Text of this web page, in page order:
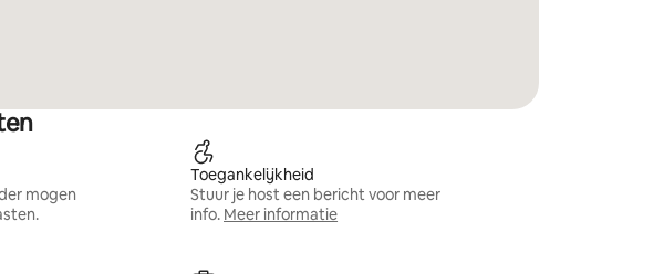
mogen
Toegankelijkheid
Stuur je host een bericht voor meer
info. Meer informatie